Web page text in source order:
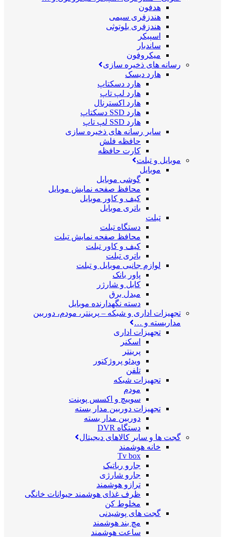
هدفون
هندزفری سیمی
هندزفری بلوتوثی
اسپیکر
ساندبار
میکروفون
رسانه های ذخیره سازی
هارد دیسک
هارد دسکتاپ
هارد لپ تاپ
هارد اکسترنال
هارد SSD دسکتاپ
هارد SSD لپ تاپ
سایر رسانه های ذخیره سازی
حافظه فلش
کارت حافظه
موبایل و تبلت
موبایل
گوشی موبایل
محافظ صفحه نمایش موبایل
کیف و کاور موبایل
باتری موبایل
تبلت
دستگاه تبلت
محافظ صفحه نمایش تبلت
کیف و کاور تبلت
باتری تبلت
لوازم جانبی موبایل و تبلت
پاور بانک
کابل و شارژر
مبدل برق
دسته نگهدارنده موبایل
تجهیزات اداری و شبکه – پرینتر، مودم، دوربین
مداربسته و …
تجهیزات اداری
اسکنر
پرینتر
ویدئو پروژکتور
تلفن
تجهیزات شبکه
مودم
سوییچ و اکسس پوینت
تجهیزات دوربین مدار بسته
دوربین مدار بسته
دستگاه DVR
گجت ها و سایر کالاهای دیجیتال
خانه هوشمند
Tv box
جارو رباتیک
جارو شارژی
ترازو هوشمند
ظرف غذای هوشمند حیوانات خانگی
مخلوط کن
گجت های پوشیدنی
مچ بند هوشمند
ساعت هوشمند